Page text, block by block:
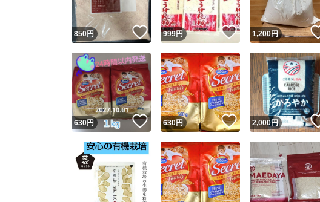
850円 いいね！
999円 いいね！
1,200円
630円 いいね！
630円 いいね！
2,000円